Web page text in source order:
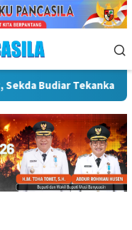
Wakil Wali Kota